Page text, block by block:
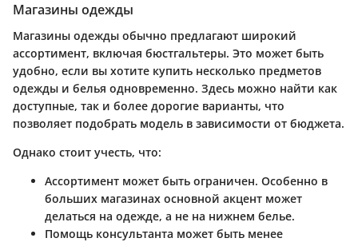
Магазины одежды
Магазины одежды обычно предлагают широкий
ассортимент, включая бюстгальтеры. Это может быть
удобно, если вы хотите купить несколько предметов
одежды и белья одновременно. Здесь можно найти как
доступные, так и более дорогие варианты, что
позволяет подобрать модель в зависимости от бюджета.
Однако стоит учесть, что:
Ассортимент может быть ограничен. Особенно в
больших магазинах основной акцент может
делаться на одежде, а не на нижнем белье.
Помощь консультанта может быть менее